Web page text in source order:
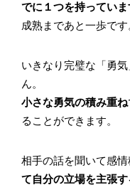
でに１つを持っていま
成熟まであと一歩です
いきなり完璧な「勇
ん。
小さな勇気の積み重ね
ることができます。
相手の話を聞いて感情
て自分の立場を主張す